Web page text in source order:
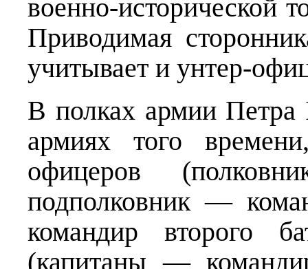
военно-исторической
Приводимая
учитывает и унтер-
В полках армии Петра
армиях того
офицеров
подполковник —
командир второго
(капитаны —